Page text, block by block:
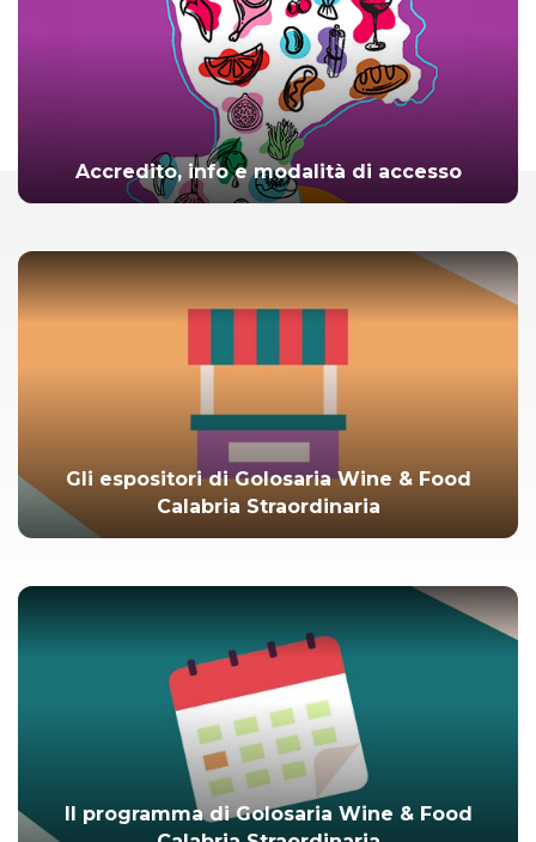
Accredito, info e modalità di accesso
Gli espositori di Golosaria Wine & Food
Calabria Straordinaria
Il programma di Golosaria Wine & Food